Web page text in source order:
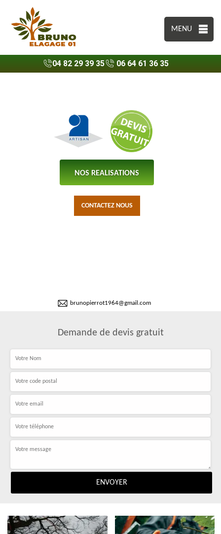
MENU
04 82 29 39 35 06 64 61 36 35
NOS REALISATIONS
CONTACTEZ NOUS
brunopierrot1964@gmail.com
Demande de devis gratuit